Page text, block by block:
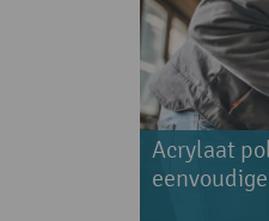
Acrylaat